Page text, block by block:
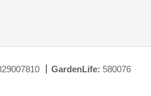
GardenLife: 580076